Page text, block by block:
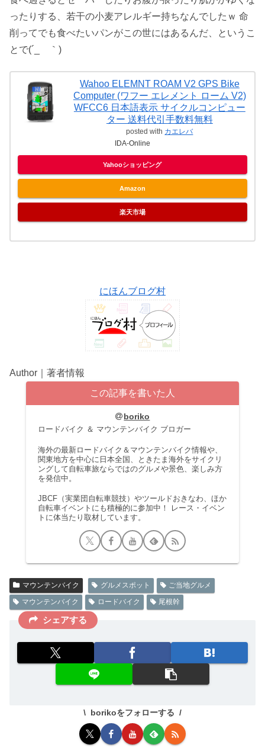
ったりする、若干の小麦アレルギー持ちなんでしたｗ 命
削ってでも食べたいパンがこの世にはあるんだ、というこ
とで(´_ゝ｀)
Wahoo ELEMNT ROAM V2 GPS Bike
Computer (ワフー エレメント ローム V2)
WFCC6 日本語表示 サイクルコンピュー
ター 送料代引手数料無料
posted with カエレバ
IDA-Online
Yahooショッピング
Amazon
楽天市場
にほんブログ村
Author｜著者情報
この記事を書いた人
boriko
ロードバイク ＆ マウンテンバイク ブロガー
海外の最新ロードバイク＆マウンテンバイク情報や、
関東地方を中心に日本全国、ときたま海外をサイクリ
ングして自転車旅ならではのグルメや景色、楽しみ方
を発信中。
JBCF（実業団自転車競技）やツールドおきなわ、ほか
自転車イベントにも積極的に参加中！ レース・イベン
トに体当たり取材しています。
マウンテンバイク グルメスポット
ご当地グルメ
マウンテンバイク
ロードバイク 尾根幹
シェアする
borikoをフォローする